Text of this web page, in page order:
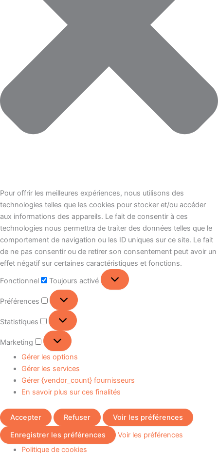
Pour offrir les meilleures expériences, nous utilisons des
technologies telles que les cookies pour stocker et/ou accéder
aux informations des appareils. Le fait de consentir à ces
technologies nous permettra de traiter des données telles que le
comportement de navigation ou les ID uniques sur ce site. Le fait
de ne pas consentir ou de retirer son consentement peut avoir un
effet négatif sur certaines caractéristiques et fonctions.
Fonctionnel
Toujours activé
Préférences
Statistiques
Marketing
Gérer les options
Gérer les services
Gérer {vendor_count} fournisseurs
En savoir plus sur ces finalités
Accepter Refuser
Voir les préférences
Enregistrer les préférences
Voir les préférences
Politique de cookies